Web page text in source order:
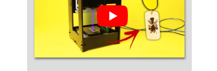
clientes uma estrutura com escritório de alta
qualidade onde são realizadas as atividades e
equipamentos de última geração, tudo para se
certificar que se tenha máquina de gravação a
laser em metal com precisão.Há muitas